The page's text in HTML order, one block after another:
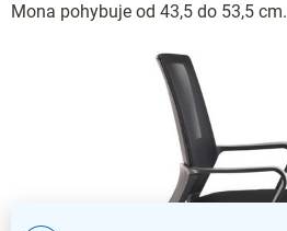
Mona pohybuje od 43,5 do 53,5 cm.